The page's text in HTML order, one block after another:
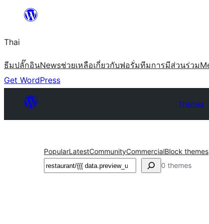
ยัง
เนื้อหา
Thai
ธีมปลั๊กอินNewsช่วยเหลือเกี่ยวกับฟอรั่มทีมการมีส่วนร่วม
Get WordPress
Themes
PopularLatestCommunityCommercialBlock themes
ค้นหา 0 themes